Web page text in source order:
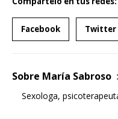
Facebook Twitter
Sobre María Sabroso
Sexologa,